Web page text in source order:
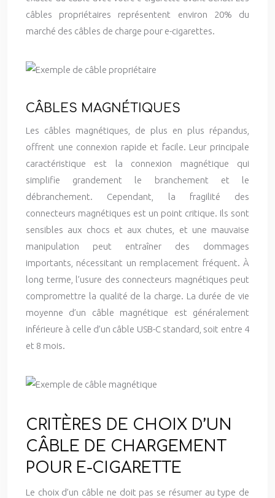
câbles propriétaires représentent environ 20% du
marché des câbles de charge pour e-cigarettes.
CÂBLES MAGNÉTIQUES
Les câbles magnétiques, de plus en plus répandus,
offrent une connexion rapide et facile. Leur principale
caractéristique est la connexion magnétique qui
simplifie grandement le branchement et le
débranchement. Cependant, la fragilité des
connecteurs magnétiques est un point critique. Ils sont
sensibles aux chocs et aux chutes, et une mauvaise
manipulation peut entraîner des dommages
importants, nécessitant un remplacement fréquent. À
long terme, l’usure des connecteurs magnétiques peut
compromettre la qualité de la charge. La durée de vie
moyenne d’un câble magnétique est généralement
inférieure à celle d’un câble USB-C standard, soit entre 4
et 8 mois.
CRITÈRES DE CHOIX D’UN
CÂBLE DE CHARGEMENT
POUR E-CIGARETTE
Le choix d’un câble ne doit pas se résumer au type de